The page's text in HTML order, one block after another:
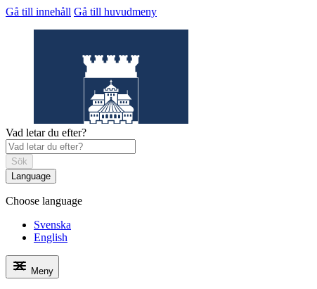
Gå till innehåll Gå till huvudmeny
Helsingborgs stadslexikon
Vad letar du efter?
Sök
Language
Choose language
Svenska
English
Meny